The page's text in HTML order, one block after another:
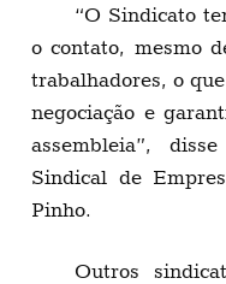
“O Sindicato
o contato, mesmo
trabalhadores, o
negociação e
assembleia”,
Sindical de
Pinho.
Outros